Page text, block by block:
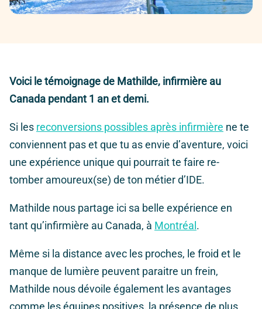
Voici le témoignage de Mathilde, infirmière au
Canada pendant 1 an et demi.
Si les reconversions possibles après infirmière ne te
conviennent pas et que tu as envie d’aventure, voici
une expérience unique qui pourrait te faire re-
tomber amoureux(se) de ton métier d’IDE.
Mathilde nous partage ici sa belle expérience en
tant qu’infirmière au Canada, à Montréal .
Même si la distance avec les proches, le froid et le
manque de lumière peuvent paraitre un frein,
Mathilde nous dévoile également les avantages